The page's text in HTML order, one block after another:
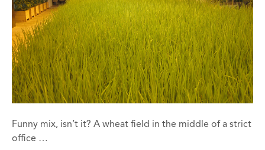
Funny mix, isn’t it? A wheat field in the middle of a strict
office …